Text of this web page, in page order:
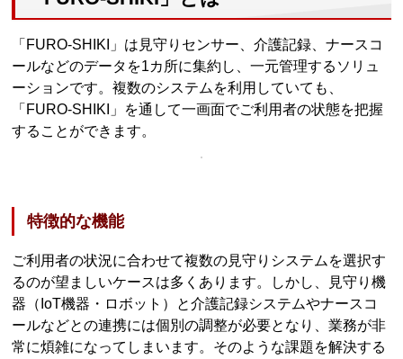
「FURO-SHIKI」は見守りセンサー、介護記録、ナースコ
ールなどのデータを1カ所に集約し、一元管理するソリュ
ーションです。複数のシステムを利用していても、
「FURO-SHIKI」を通して一画面でご利用者の状態を把握
することができます。
特徴的な機能
ご利用者の状況に合わせて複数の見守りシステムを選択す
るのが望ましいケースは多くあります。しかし、見守り機
器（IoT機器・ロボット）と介護記録システムやナースコ
ールなどとの連携には個別の調整が必要となり、業務が非
常に煩雑になってしまいます。そのような課題を解決する